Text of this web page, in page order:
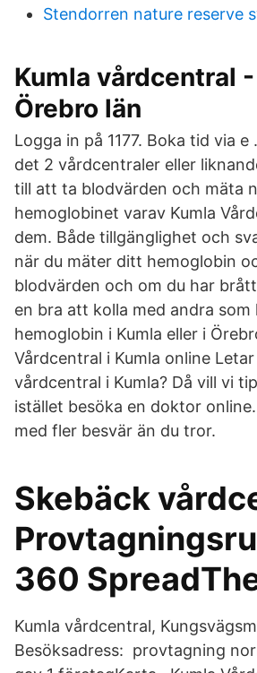
Stendorren nature reserve
Kumla vårdcentral
Örebro län
Logga in på 1177. Boka tid via
det 2 vårdcentraler eller
till att ta blodvärden och mäta
hemoglobinet varav Kumla
dem. Både tillgänglighet och
när du mäter ditt hemoglobin
blodvärden och om du har
en bra att kolla med andra
hemoglobin i Kumla eller i
Vårdcentral i Kumla online
vårdcentral i Kumla? Då vill vi
istället besöka en doktor
med fler besvär än du tror.
Skebäck
360
Kumla vårdcentral,
Besöksadress: provtagning